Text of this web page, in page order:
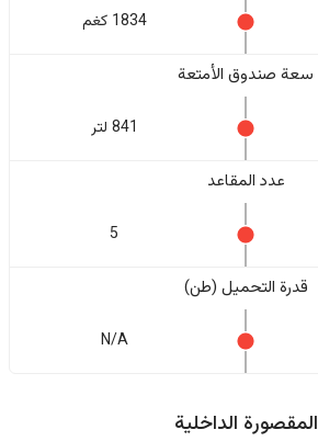
1834 كغم
سعة صندوق الأمتعة
841 لتر
عدد المقاعد
5
قدرة التحميل (طن)
N/A
المقصورة الداخلية